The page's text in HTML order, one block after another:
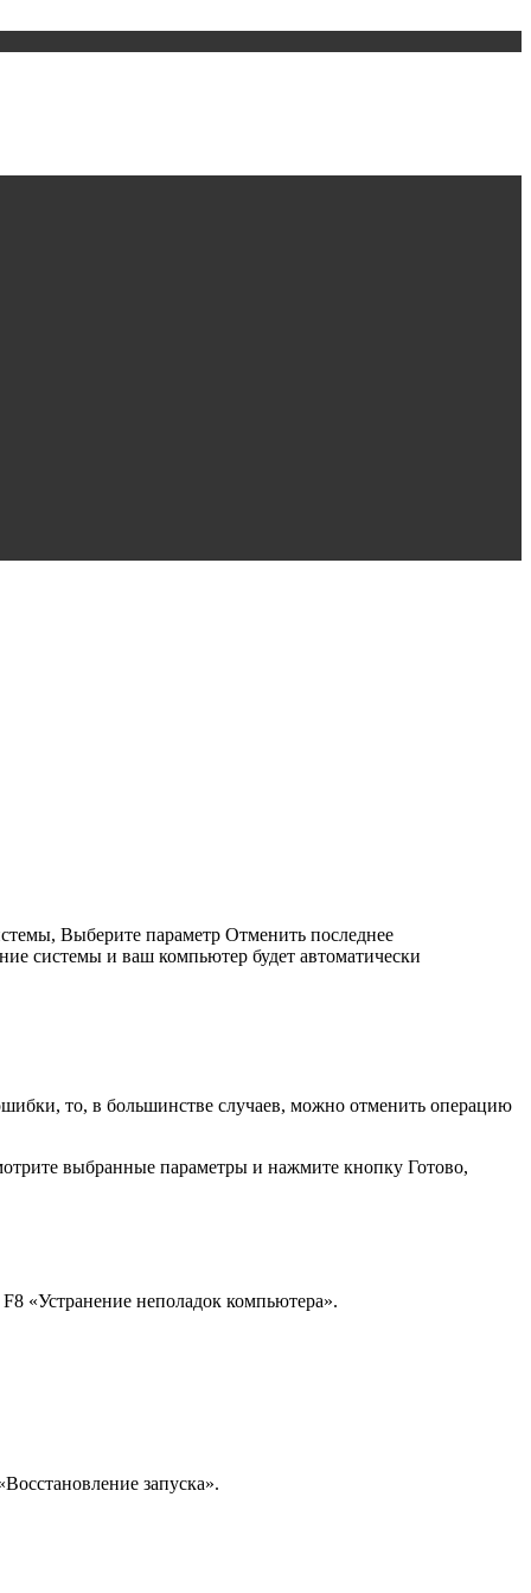
Выберите параметр Отменить последнее
системы и ваш компьютер будет автоматически
то, в большинстве случаев, можно отменить операцию
выбранные параметры и нажмите кнопку Готово,
«Устранение неполадок компьютера».
запуска».